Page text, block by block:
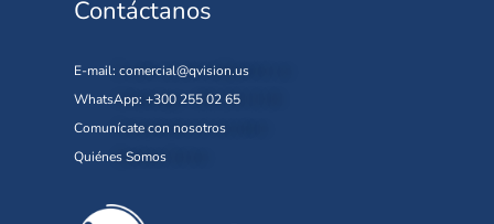
Contáctanos
E-mail: comercial@qvision.us
WhatsApp: +300 255 02 65
Comunícate con nosotros
Quiénes Somos